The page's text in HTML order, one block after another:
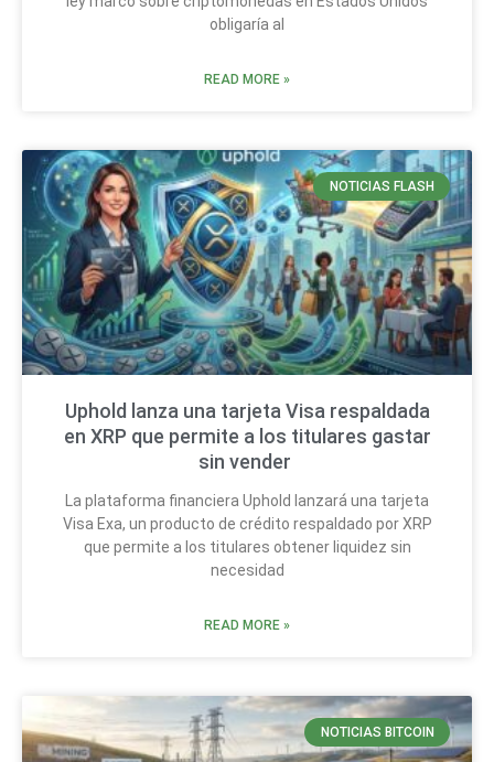
obligaría al
READ MORE »
NOTICIAS FLASH
Uphold lanza una tarjeta Visa respaldada
en XRP que permite a los titulares gastar
sin vender
La plataforma financiera Uphold lanzará una tarjeta
Visa Exa, un producto de crédito respaldado por XRP
que permite a los titulares obtener liquidez sin
necesidad
READ MORE »
NOTICIAS BITCOIN